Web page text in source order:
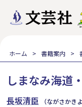
ホーム 書籍案内
しまなみ海道
長坂清臣 （ながさかき